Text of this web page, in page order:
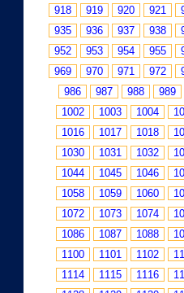
918 919 920 921
935
936 937 938
952
953 954 955
969
970 971 972
986
987 988
989
1002
1003 1004
1016
1017 1018
1030
1031 1032
1044
1045 1046
1058
1059 1060
1072
1073 1074
1086
1087 1088
1100
1101 1102
1114
1115 1116